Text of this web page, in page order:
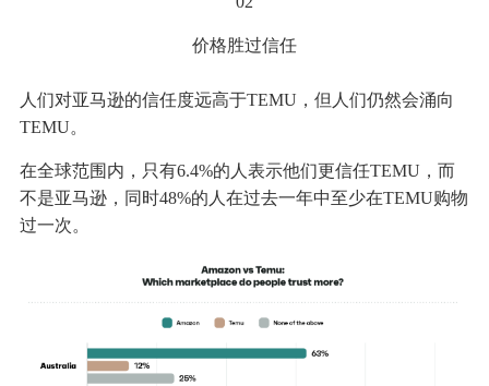
价格胜过信任
人们对亚马逊的信任度远高于TEMU，但人们仍然会涌向
TEMU。
在全球范围内，只有6.4%的人表示他们更信任TEMU，而
不是亚马逊，同时48%的人在过去一年中至少在TEMU购物
过一次。